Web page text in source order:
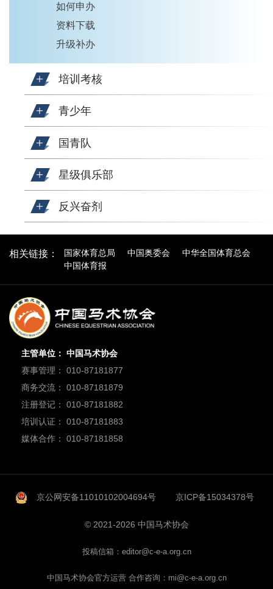
如何申办
资料下载
升级补办
培训考核
青少年
国青队
星级俱乐部
反兴奋剂
相关链接： 国家体育总局 中国奥委会
中华全国体育总会
中国体育报
主管单位： 中国马术协会
赛事管理： 010-87181877
商务交流： 010-87181879
注册登记： 010-87181882
培训认证： 010-87181883
媒体合作： 010-87181858
京公网安备11010102004694号 京ICP备15034378号
© 2021-2026 中国马术协会
投稿信箱：editor@c-e-a.org.cn
中国马术协会官方运营 合作咨询：mi@c-e-a.org.cn